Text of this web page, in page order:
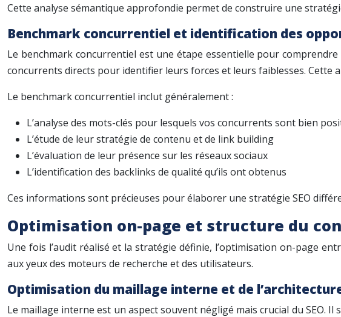
Cette analyse sémantique approfondie permet de construire une
Benchmark concurrentiel et identification des
Le benchmark concurrentiel est une étape essentielle pour
concurrents directs pour identifier leurs forces et leurs faiblesses. Cette
Le benchmark concurrentiel inclut généralement :
L’analyse des mots-clés pour lesquels vos concurrents sont bien
L’étude de leur stratégie de contenu et de link building
L’évaluation de leur présence sur les réseaux sociaux
L’identification des backlinks de qualité qu’ils ont obtenus
Ces informations sont précieuses pour élaborer une stratégie SEO
Optimisation on-page et structure du
Une fois l’audit réalisé et la stratégie définie, l’optimisation on-page
aux yeux des moteurs de recherche et des utilisateurs.
Optimisation du maillage interne et de
Le maillage interne est un aspect souvent négligé mais crucial du SEO.